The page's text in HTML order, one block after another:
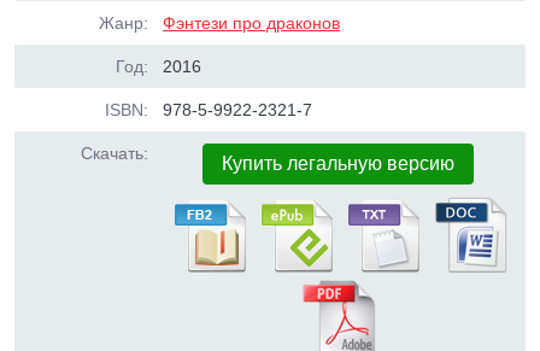
Жанр: Фэнтези про драконов
Год: 2016
ISBN: 978-5-9922-2321-7
Скачать: Купить легальную версию